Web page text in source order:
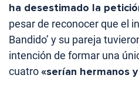
ha desestimado la
pesar de reconocer que el
Bandido’ y su pareja
intención de formar una
cuatro«serían hermanos